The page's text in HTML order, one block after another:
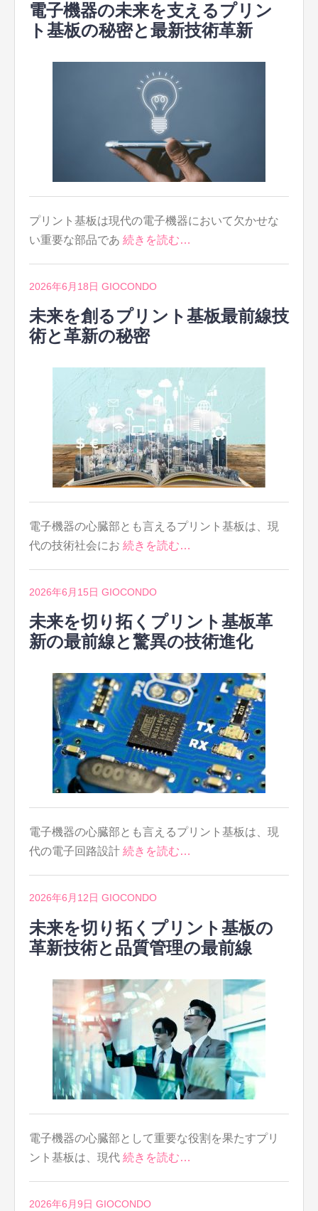
電子機器の未来を支えるプリン
ト基板の秘密と最新技術革新
プリント基板は現代の電子機器において欠かせな
い重要な部品であ 続きを読む…
2026年6月18日 GIOCONDO
未来を創るプリント基板最前線技
術と革新の秘密
電子機器の心臓部とも言えるプリント基板は、現
代の技術社会にお 続きを読む…
2026年6月15日 GIOCONDO
未来を切り拓くプリント基板革
新の最前線と驚異の技術進化
電子機器の心臓部とも言えるプリント基板は、現
代の電子回路設計 続きを読む…
2026年6月12日 GIOCONDO
未来を切り拓くプリント基板の
革新技術と品質管理の最前線
電子機器の心臓部として重要な役割を果たすプリ
ント基板は、現代 続きを読む…
2026年6月9日 GIOCONDO